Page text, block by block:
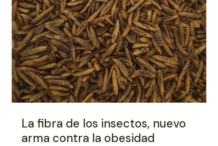
La fibra de los insectos, nuevo
arma contra la obesidad